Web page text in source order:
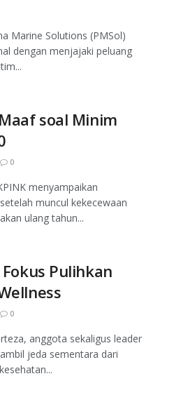
Marine Solutions (PMSol)
dengan menjajaki peluang
soal Minim
0
menyampaikan
muncul kekecewaan
ulang tahun...
Fokus Pulihkan
0
anggota sekaligus leader
jeda sementara dari